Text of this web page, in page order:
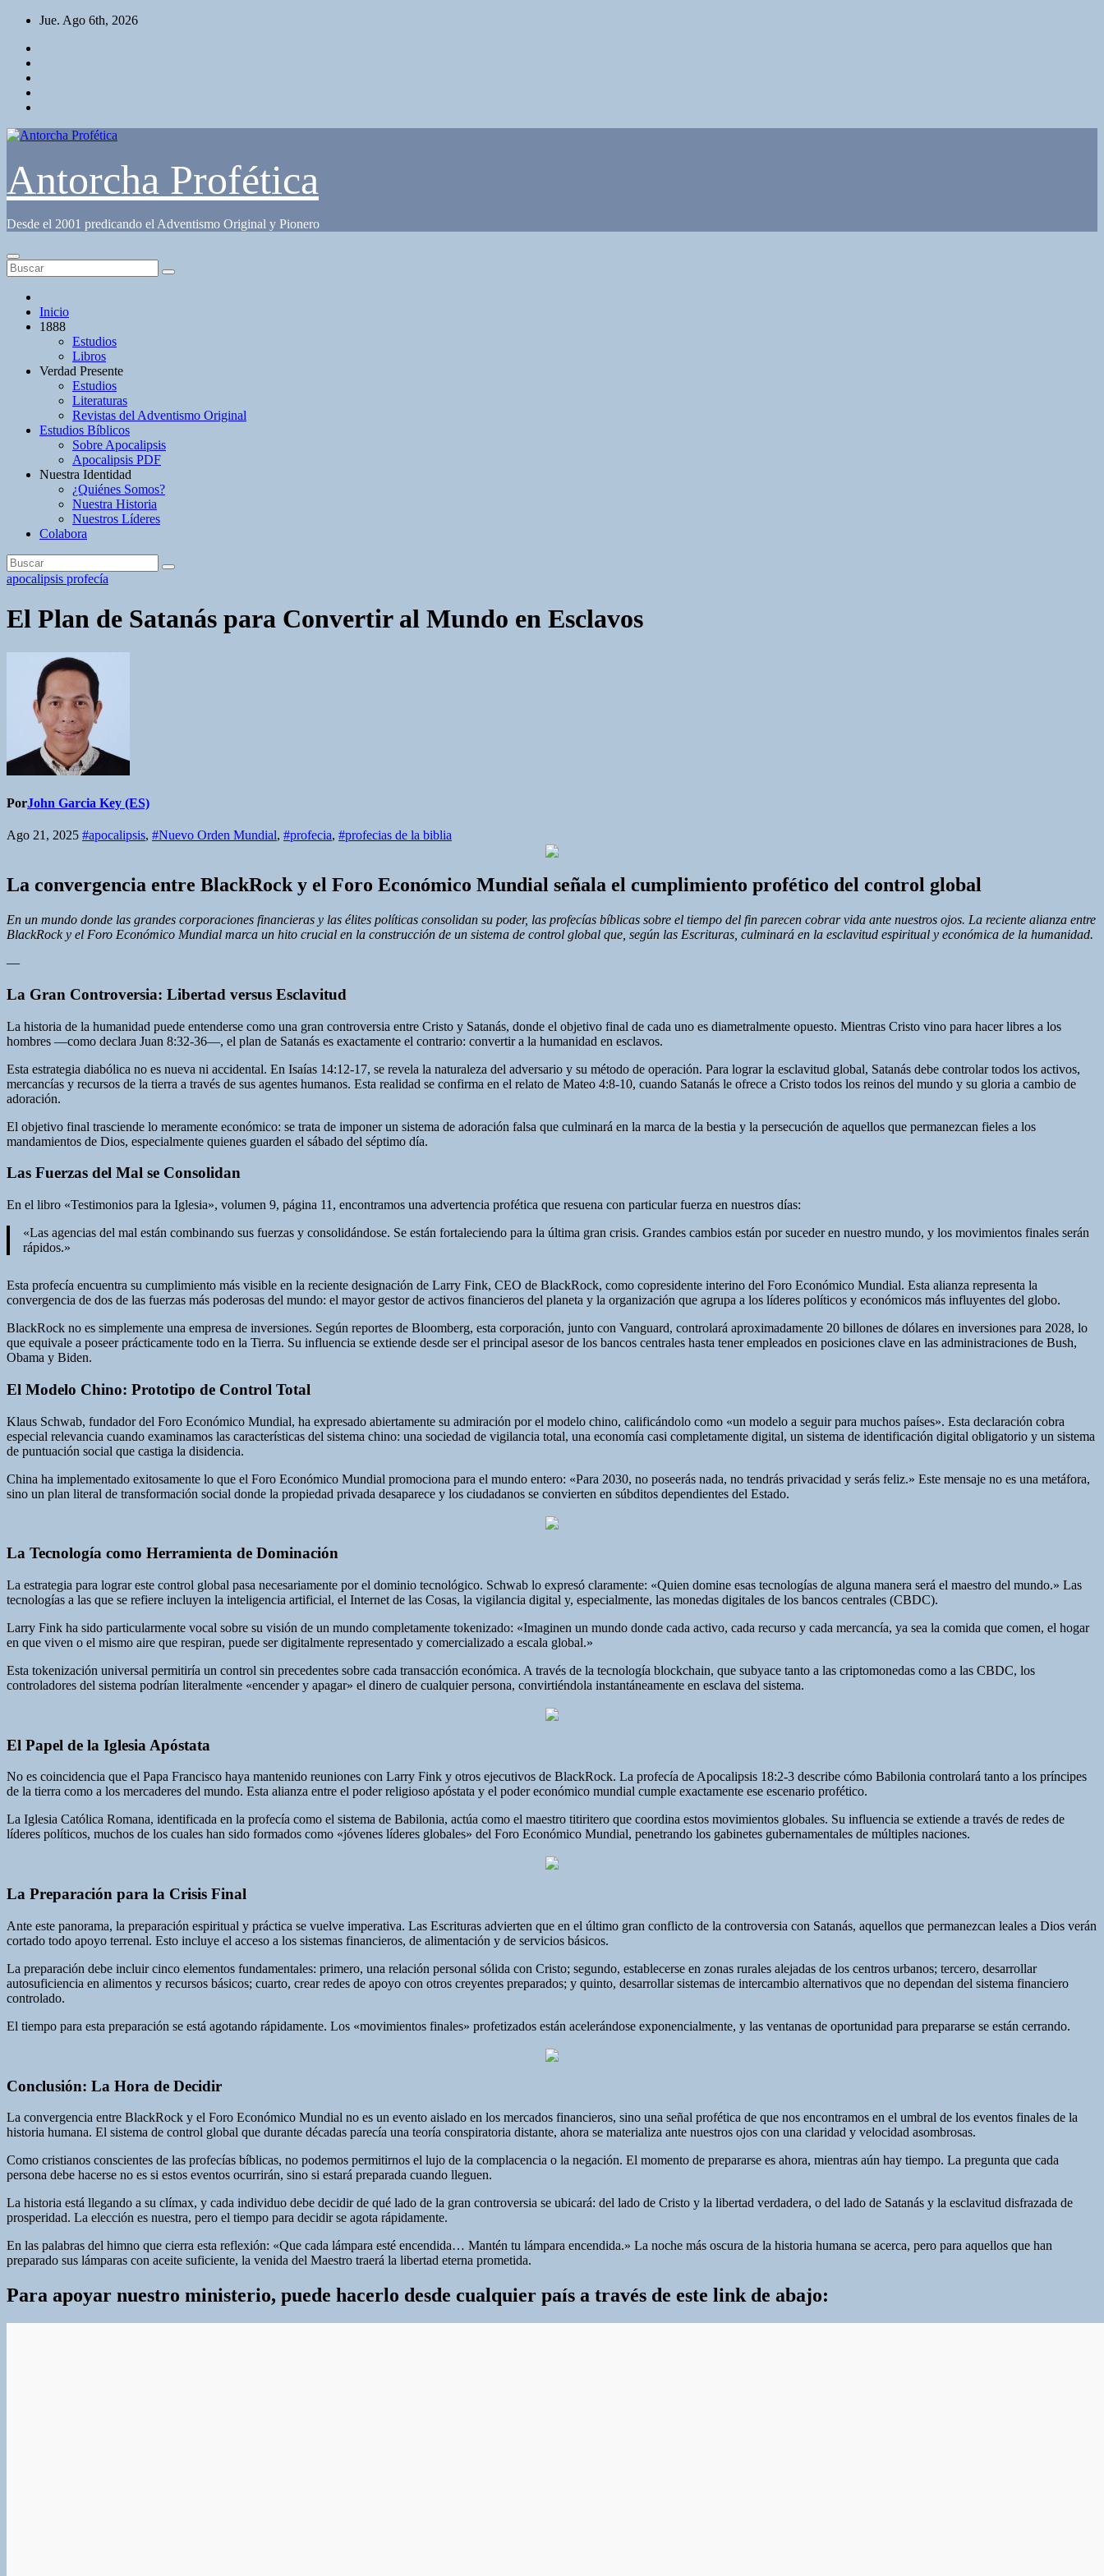
Saltar
contenido
Jue. Ago 6th, 2026
Antorcha Profética
Desde el 2001 predicando el Adventismo Original y Pionero
Inicio
1888
Estudios
Libros
Verdad Presente
Estudios
Literaturas
Revistas del Adventismo Original
Estudios Bíblicos
Sobre Apocalipsis
Apocalipsis PDF
Nuestra Identidad
¿Quiénes Somos?
Nuestra Historia
Nuestros Líderes
Colabora
apocalipsis profecía
El Plan de Satanás para Convertir al Mundo en Esclavos
PorJohn Garcia Key (ES)
Ago 21, 2025 #apocalipsis, #Nuevo Orden Mundial, #profecia, #profecias de la biblia
La convergencia entre BlackRock y el Foro Económico Mundial señala el cumplimiento profético del control global
En un mundo donde las grandes corporaciones financieras y las élites políticas consolidan su poder, las profecías bíblicas sobre el tiempo del fin parecen cobrar vida ante nuestros ojos. La reciente alianza entre
BlackRock y el Foro Económico Mundial marca un hito crucial en la construcción de un sistema de control global que, según las Escrituras, culminará en la esclavitud espiritual y económica de la humanidad.
—
La Gran Controversia: Libertad versus Esclavitud
La historia de la humanidad puede entenderse como una gran controversia entre Cristo y Satanás, donde el objetivo final de cada uno es diametralmente opuesto. Mientras Cristo vino para hacer libres a los
hombres —como declara Juan 8:32-36—, el plan de Satanás es exactamente el contrario: convertir a la humanidad en esclavos.
Esta estrategia diabólica no es nueva ni accidental. En Isaías 14:12-17, se revela la naturaleza del adversario y su método de operación. Para lograr la esclavitud global, Satanás debe controlar todos los activos,
mercancías y recursos de la tierra a través de sus agentes humanos. Esta realidad se confirma en el relato de Mateo 4:8-10, cuando Satanás le ofrece a Cristo todos los reinos del mundo y su gloria a cambio de
adoración.
El objetivo final trasciende lo meramente económico: se trata de imponer un sistema de adoración falsa que culminará en la marca de la bestia y la persecución de aquellos que permanezcan fieles a los
mandamientos de Dios, especialmente quienes guarden el sábado del séptimo día.
Las Fuerzas del Mal se Consolidan
En el libro «Testimonios para la Iglesia», volumen 9, página 11, encontramos una advertencia profética que resuena con particular fuerza en nuestros días:
«Las agencias del mal están combinando sus fuerzas y consolidándose. Se están fortaleciendo para la última gran crisis. Grandes cambios están por suceder en nuestro mundo, y los movimientos finales serán
rápidos.»
Esta profecía encuentra su cumplimiento más visible en la reciente designación de Larry Fink, CEO de BlackRock, como copresidente interino del Foro Económico Mundial. Esta alianza representa la
convergencia de dos de las fuerzas más poderosas del mundo: el mayor gestor de activos financieros del planeta y la organización que agrupa a los líderes políticos y económicos más influyentes del globo.
BlackRock no es simplemente una empresa de inversiones. Según reportes de Bloomberg, esta corporación, junto con Vanguard, controlará aproximadamente 20 billones de dólares en inversiones para 2028, lo
que equivale a poseer prácticamente todo en la Tierra. Su influencia se extiende desde ser el principal asesor de los bancos centrales hasta tener empleados en posiciones clave en las administraciones de Bush,
Obama y Biden.
El Modelo Chino: Prototipo de Control Total
Klaus Schwab, fundador del Foro Económico Mundial, ha expresado abiertamente su admiración por el modelo chino, calificándolo como «un modelo a seguir para muchos países». Esta declaración cobra
especial relevancia cuando examinamos las características del sistema chino: una sociedad de vigilancia total, una economía casi completamente digital, un sistema de identificación digital obligatorio y un sistema
de puntuación social que castiga la disidencia.
China ha implementado exitosamente lo que el Foro Económico Mundial promociona para el mundo entero: «Para 2030, no poseerás nada, no tendrás privacidad y serás feliz.» Este mensaje no es una metáfora,
sino un plan literal de transformación social donde la propiedad privada desaparece y los ciudadanos se convierten en súbditos dependientes del Estado.
La Tecnología como Herramienta de Dominación
La estrategia para lograr este control global pasa necesariamente por el dominio tecnológico. Schwab lo expresó claramente: «Quien domine esas tecnologías de alguna manera será el maestro del mundo.» Las
tecnologías a las que se refiere incluyen la inteligencia artificial, el Internet de las Cosas, la vigilancia digital y, especialmente, las monedas digitales de los bancos centrales (CBDC).
Larry Fink ha sido particularmente vocal sobre su visión de un mundo completamente tokenizado: «Imaginen un mundo donde cada activo, cada recurso y cada mercancía, ya sea la comida que comen, el hogar
en que viven o el mismo aire que respiran, puede ser digitalmente representado y comercializado a escala global.»
Esta tokenización universal permitiría un control sin precedentes sobre cada transacción económica. A través de la tecnología blockchain, que subyace tanto a las criptomonedas como a las CBDC, los
controladores del sistema podrían literalmente «encender y apagar» el dinero de cualquier persona, convirtiéndola instantáneamente en esclava del sistema.
El Papel de la Iglesia Apóstata
No es coincidencia que el Papa Francisco haya mantenido reuniones con Larry Fink y otros ejecutivos de BlackRock. La profecía de Apocalipsis 18:2-3 describe cómo Babilonia controlará tanto a los príncipes
de la tierra como a los mercaderes del mundo. Esta alianza entre el poder religioso apóstata y el poder económico mundial cumple exactamente ese escenario profético.
La Iglesia Católica Romana, identificada en la profecía como el sistema de Babilonia, actúa como el maestro titiritero que coordina estos movimientos globales. Su influencia se extiende a través de redes de
líderes políticos, muchos de los cuales han sido formados como «jóvenes líderes globales» del Foro Económico Mundial, penetrando los gabinetes gubernamentales de múltiples naciones.
La Preparación para la Crisis Final
Ante este panorama, la preparación espiritual y práctica se vuelve imperativa. Las Escrituras advierten que en el último gran conflicto de la controversia con Satanás, aquellos que permanezcan leales a Dios verán
cortado todo apoyo terrenal. Esto incluye el acceso a los sistemas financieros, de alimentación y de servicios básicos.
La preparación debe incluir cinco elementos fundamentales: primero, una relación personal sólida con Cristo; segundo, establecerse en zonas rurales alejadas de los centros urbanos; tercero, desarrollar
autosuficiencia en alimentos y recursos básicos; cuarto, crear redes de apoyo con otros creyentes preparados; y quinto, desarrollar sistemas de intercambio alternativos que no dependan del sistema financiero
controlado.
El tiempo para esta preparación se está agotando rápidamente. Los «movimientos finales» profetizados están acelerándose exponencialmente, y las ventanas de oportunidad para prepararse se están cerrando.
Conclusión: La Hora de Decidir
La convergencia entre BlackRock y el Foro Económico Mundial no es un evento aislado en los mercados financieros, sino una señal profética de que nos encontramos en el umbral de los eventos finales de la
historia humana. El sistema de control global que durante décadas parecía una teoría conspiratoria distante, ahora se materializa ante nuestros ojos con una claridad y velocidad asombrosas.
Como cristianos conscientes de las profecías bíblicas, no podemos permitirnos el lujo de la complacencia o la negación. El momento de prepararse es ahora, mientras aún hay tiempo. La pregunta que cada
persona debe hacerse no es si estos eventos ocurrirán, sino si estará preparada cuando lleguen.
La historia está llegando a su clímax, y cada individuo debe decidir de qué lado de la gran controversia se ubicará: del lado de Cristo y la libertad verdadera, o del lado de Satanás y la esclavitud disfrazada de
prosperidad. La elección es nuestra, pero el tiempo para decidir se agota rápidamente.
En las palabras del himno que cierra esta reflexión: «Que cada lámpara esté encendida… Mantén tu lámpara encendida.» La noche más oscura de la historia humana se acerca, pero para aquellos que han
preparado sus lámparas con aceite suficiente, la venida del Maestro traerá la libertad eterna prometida.
Para apoyar nuestro ministerio, puede hacerlo desde cualquier país a través de este link de abajo: